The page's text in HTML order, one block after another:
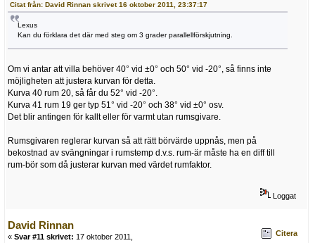
Citat från: David Rinnan skrivet 16 oktober 2011, 23:37:17
Lexus
Kan du förklara det där med steg om 3 grader parallellförskjutning.
Om vi antar att villa behöver 40° vid ±0° och 50° vid -20°, så finns inte
möjligheten att justera kurvan för detta.
Kurva 40 rum 20, så får du 52° vid -20°.
Kurva 41 rum 19 ger typ 51° vid -20° och 38° vid ±0° osv.
Det blir antingen för kallt eller för varmt utan rumsgivare.
Rumsgivaren reglerar kurvan så att rätt börvärde uppnås, men på
bekostnad av svängningar i rumstemp d.v.s. rum-är måste ha en diff till
rum-bör som då justerar kurvan med värdet rumfaktor.
Loggat
David Rinnan
« Svar #11 skrivet: 17 oktober 2011,
Citera